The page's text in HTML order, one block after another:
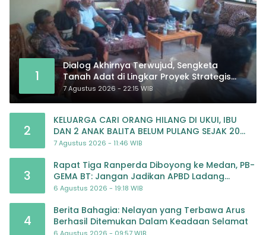
1
Dialog Akhirnya Terwujud, Sengketa
Tanah Adat di Lingkar Proyek Strategis
Nasional Memasuki Babak Baru
7 Agustus 2026 - 22:15 WIB
2
KELUARGA CARI ORANG HILANG DI UKUI, IBU
DAN 2 ANAK BALITA BELUM PULANG SEJAK 20
JULI 2026
7 Agustus 2026 - 11:46 WIB
3
Rapat Tiga Ranperda Diboyong ke Medan, PB-
GEMA BT: Jangan Jadikan APBD Ladang
Pembiayaan yang Tak Perlu
6 Agustus 2026 - 19:18 WIB
4
Berita Bahagia: Nelayan yang Terbawa Arus
Berhasil Ditemukan Dalam Keadaan Selamat
6 Agustus 2026 - 09:57 WIB